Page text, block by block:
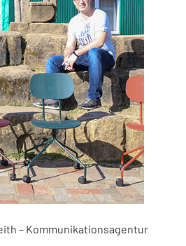
– Kommunikationsagentur